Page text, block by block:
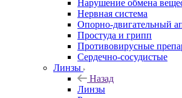
Нарушение обмена
Нервная система
Опорно-двигательный
Простуда и грипп
Противовирусные
Сердечно-сосудистые
Линзы
Назад
Линзы